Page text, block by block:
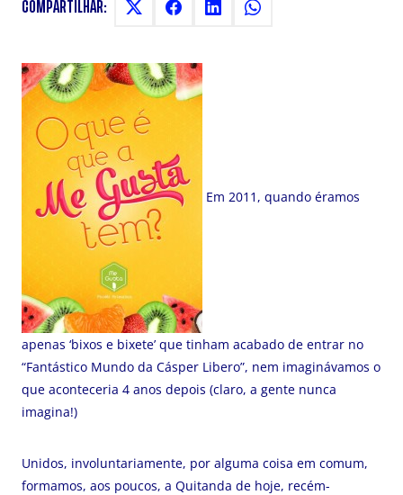
COMPARTILHAR:
Em 2011, quando éramos
apenas ‘bixos e bixete’ que tinham acabado de entrar no
“Fantástico Mundo da Cásper Libero”, nem imaginávamos o
que aconteceria 4 anos depois (claro, a gente nunca
imagina!)
Unidos, involuntariamente, por alguma coisa em comum,
formamos, aos poucos, a Quitanda de hoje, recém-